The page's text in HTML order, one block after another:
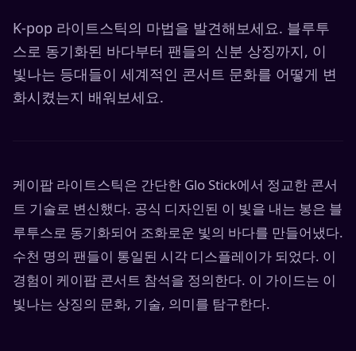
K-pop 라이트스틱의 마법을 발견해보세요. 블루투
스로 동기화된 바다부터 팬들의 신분 상징까지, 이
빛나는 등대들이 세계적인 콘서트 문화를 어떻게 변
화시켰는지 배워보세요.
케이팝 라이트스틱은 간단한 Glo Stick에서 정교한 콘서
트 기술로 변신했다. 공식 디자인된 이 빛을 내는 봉은 블
루투스로 동기화되어 조화로운 빛의 바다를 만들어냈다.
수천 명의 팬들이 통일된 시각 디스플레이가 되었다. 이
경험이 케이팝 콘서트 참석을 정의한다. 이 가이드는 이
빛나는 상징의 문화, 기술, 의미를 탐구한다.